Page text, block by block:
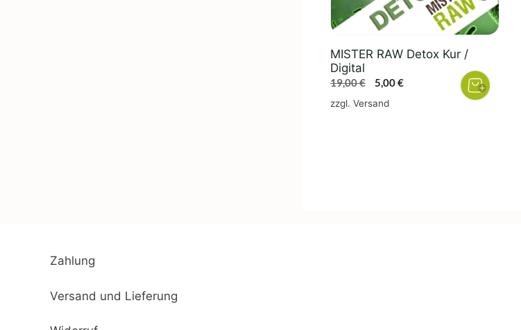
MISTER RAW Detox Kur /
Digital
19,00€
Ursprünglicher
Preis
5,00€Aktueller
zzgl. Versand
Zahlung
Versand und Lieferung